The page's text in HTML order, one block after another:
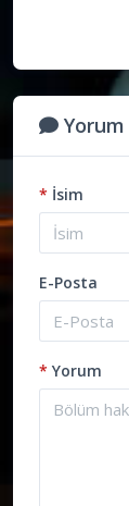
Yorum
* İsim
E-Posta
* Yorum